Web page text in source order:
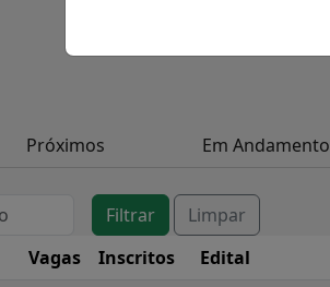
Próximos Em Andamento
Vagas Inscritos Edital